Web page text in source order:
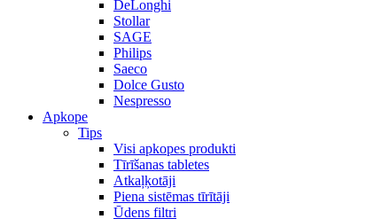
DeLonghi
Stollar
SAGE
Philips
Saeco
Dolce Gusto
Nespresso
Apkope
Tips
Visi apkopes produkti
Tīrīšanas tabletes
Atkaļķotāji
Piena sistēmas tīrītāji
Ūdens filtri